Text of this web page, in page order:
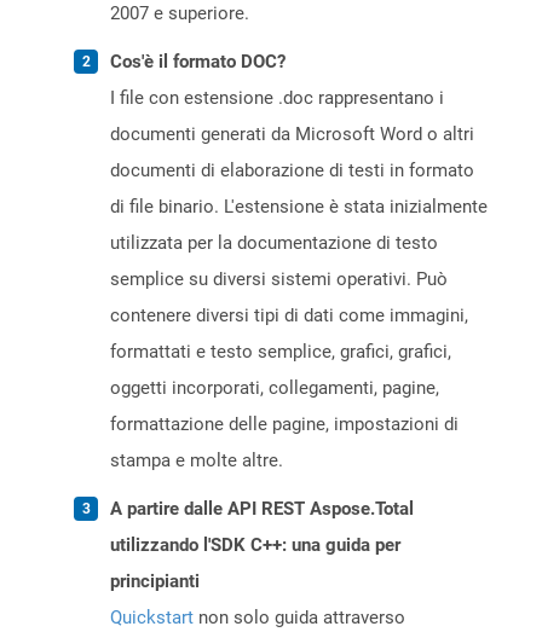
2007 e superiore.
Cos'è il formato DOC?
I file con estensione .doc rappresentano i
documenti generati da Microsoft Word o altri
documenti di elaborazione di testi in formato
di file binario. L'estensione è stata inizialmente
utilizzata per la documentazione di testo
semplice su diversi sistemi operativi. Può
contenere diversi tipi di dati come immagini,
formattati e testo semplice, grafici, grafici,
oggetti incorporati, collegamenti, pagine,
formattazione delle pagine, impostazioni di
stampa e molte altre.
A partire dalle API REST Aspose.Total
utilizzando l'SDK C++: una guida per
principianti
Quickstart non solo guida attraverso